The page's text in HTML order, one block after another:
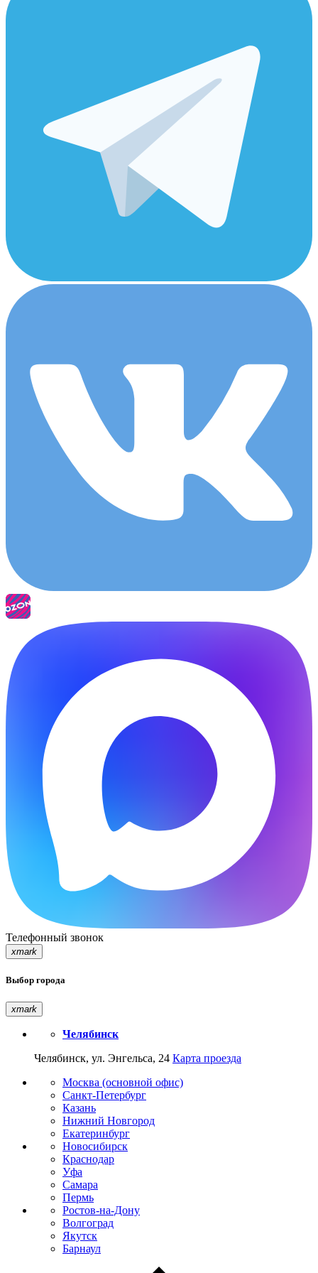
Телефонный звонок
xmark
Выбор города
xmark
Челябинск
Челябинск, ул. Энгельса, 24 Карта проезда
Москва (основной офис)
Санкт-Петербург
Казань
Нижний Новгород
Екатеринбург
Новосибирск
Краснодар
Уфа
Самара
Пермь
Ростов-на-Дону
Волгоград
Якутск
Барнаул